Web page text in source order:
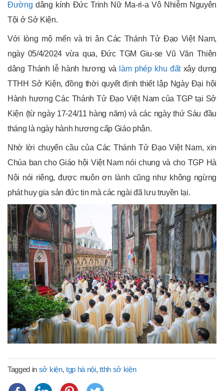
Đường dâng kính Đức Trinh Nữ Ma-ri-a Vô Nhiễm Nguyên
Tội ở Sở Kiện.
Với lòng mộ mến và tri ân Các Thánh Tử Đạo Việt Nam,
ngày 05/4/2024 vừa qua, Đức TGM Giu-se Vũ Văn Thiên
dâng Thánh lễ hành hương và làm phép khu đấtxây dựng
TTHH Sở Kiện, đồng thời quyết định thiết lập Ngày Đại hội
Hành hương Các Thánh Tử Đạo Việt Nam của TGP tại Sở
Kiện (từ ngày 17-24/11 hàng năm) và các ngày thứ Sáu đầu
tháng là ngày hành hương cấp Giáo phận.
Nhờ lời chuyển cầu của Các Thánh Tử Đạo Việt Nam, xin
Chúa ban cho Giáo hội Việt Nam nói chung và cho TGP Hà
Nội nói riêng, được muôn ơn lành cũng như không ngừng
phát huy gia sản đức tin mà các ngài đã lưu truyền lại.
Tagged in sở kiện, tgp hà nội,tthh sở kiện